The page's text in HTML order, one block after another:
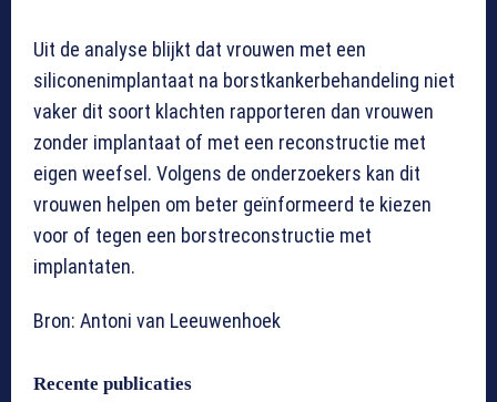
Uit de analyse blijkt dat vrouwen met een
siliconenimplantaat na borstkankerbehandeling niet
vaker dit soort klachten rapporteren dan vrouwen
zonder implantaat of met een reconstructie met
eigen weefsel. Volgens de onderzoekers kan dit
vrouwen helpen om beter geïnformeerd te kiezen
voor of tegen een borstreconstructie met
implantaten.
Bron: Antoni van Leeuwenhoek
Recente publicaties